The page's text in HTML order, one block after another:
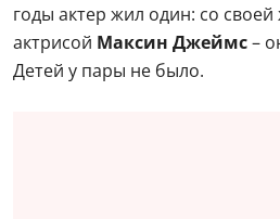
годы актер жил один: со
актрисой Максин Джеймс–
Детей у пары не было.